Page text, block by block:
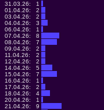
31.03.26:
1
01.04.26:
2
03.04.26:
2
04.04.26:
3
06.04.26:
1
07.04.26:
8
08.04.26:
7
09.04.26:
2
11.04.26:
2
12.04.26:
2
14.04.26:
5
15.04.26:
7
16.04.26:
1
17.04.26:
2
18.04.26:
4
20.04.26:
1
21.04.26:
9